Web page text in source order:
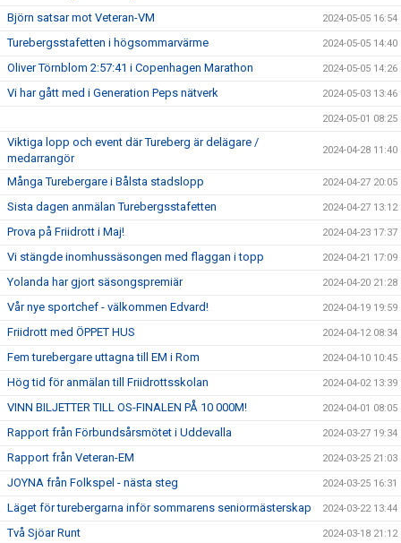
Björn satsar mot Veteran-VM 2024-05-05 16:54
Turebergsstafetten i högsommarvärme 2024-05-05 14:40
Oliver Törnblom 2:57:41 i Copenhagen Marathon 2024-05-05 14:26
Vi har gått med i Generation Peps nätverk 2024-05-03 13:46
2024-05-01 08:25
Viktiga lopp och event där Tureberg är delägare /
medarrangör
2024-04-28 11:40
Många Turebergare i Bålsta stadslopp 2024-04-27 20:05
Sista dagen anmälan Turebergsstafetten 2024-04-27 13:12
Prova på Friidrott i Maj! 2024-04-23 17:37
Vi stängde inomhussäsongen med flaggan i topp 2024-04-21 17:09
Yolanda har gjort säsongspremiär 2024-04-20 21:28
Vår nye sportchef - välkommen Edvard! 2024-04-19 19:59
Friidrott med ÖPPET HUS 2024-04-12 08:34
Fem turebergare uttagna till EM i Rom 2024-04-10 10:45
Hög tid för anmälan till Friidrottsskolan 2024-04-02 13:39
VINN BILJETTER TILL OS-FINALEN PÅ 10 000M! 2024-04-01 08:05
Rapport från Förbundsårsmötet i Uddevalla 2024-03-27 19:34
Rapport från Veteran-EM 2024-03-25 21:03
JOYNA från Folkspel - nästa steg 2024-03-25 16:31
Läget för turebergarna inför sommarens seniormästerskap 2024-03-22 13:44
Två Sjöar Runt 2024-03-18 21:12